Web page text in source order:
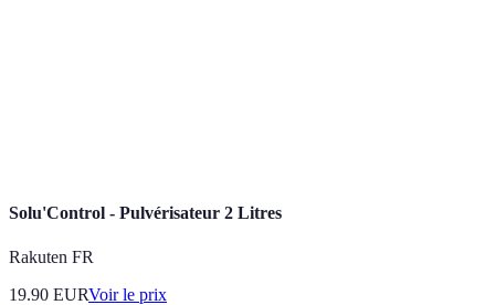
Solu'Control - Pulvérisateur 2 Litres
Rakuten FR
19.90 EURVoir le prix